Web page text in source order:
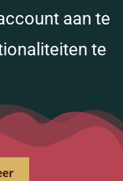
aan te
te